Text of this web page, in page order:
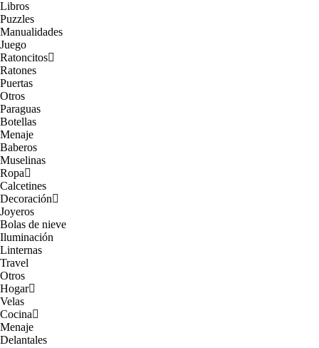
Libros
Puzzles
Manualidades
Juego
Ratoncitos
Ratones
Puertas
Otros
Paraguas
Botellas
Menaje
Baberos
Muselinas
Ropa
Calcetines
Decoración
Joyeros
Bolas de nieve
Iluminación
Linternas
Travel
Otros
Hogar
Velas
Cocina
Menaje
Delantales